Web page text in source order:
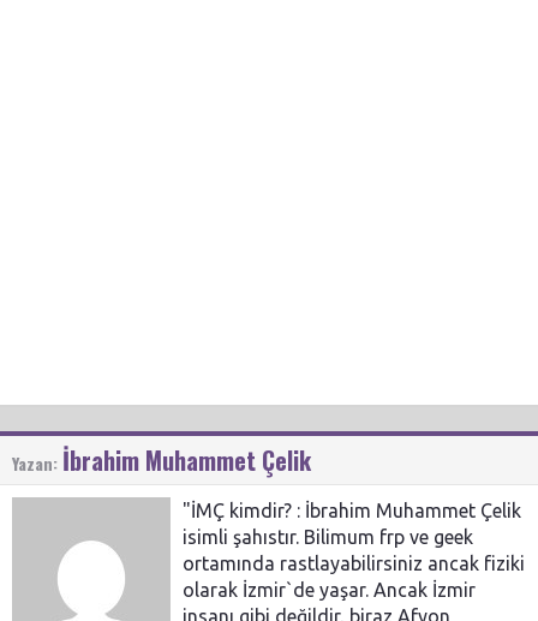
Yazan: İbrahim Muhammet Çelik
"İMÇ kimdir? : İbrahim Muhammet Çelik
isimli şahıstır. Bilimum frp ve geek
ortamında rastlayabilirsiniz ancak fiziki
olarak İzmir`de yaşar. Ancak İzmir
insanı gibi değildir, biraz Afyon